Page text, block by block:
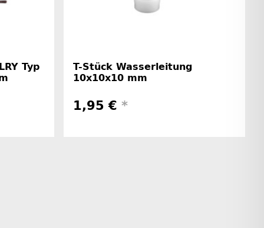
Typ
T-Stück Wasserleitung
10x10x10 mm
1,95 € *